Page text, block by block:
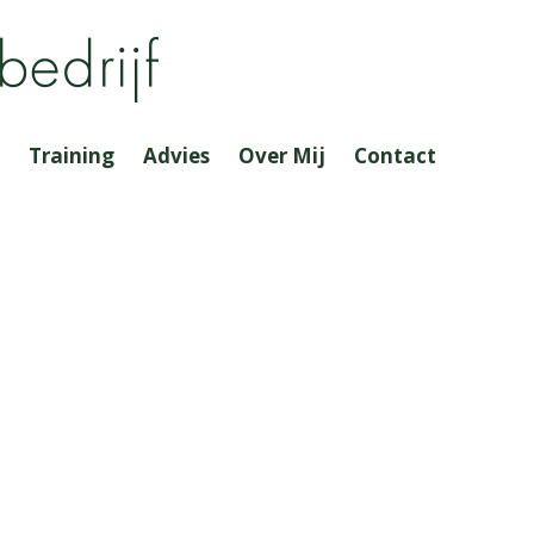
Training Advies Over Mij Contact